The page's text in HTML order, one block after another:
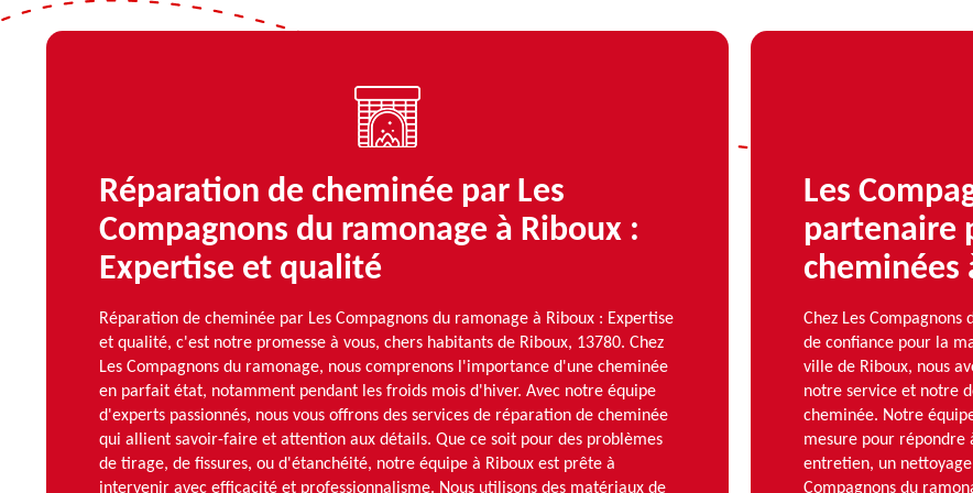
Réparation de cheminée par Les
Compagnons du ramonage à Riboux :
Expertise et qualité
Réparation de cheminée par Les Compagnons du ramonage à Riboux : Expertise
et qualité, c'est notre promesse à vous, chers habitants de Riboux, 13780. Chez
Les Compagnons du ramonage, nous comprenons l'importance d'une cheminée
en parfait état, notamment pendant les froids mois d'hiver. Avec notre équipe
d'experts passionnés, nous vous offrons des services de réparation de cheminée
qui allient savoir-faire et attention aux détails. Que ce soit pour des problèmes
de tirage, de fissures, ou d'étanchéité, notre équipe à Riboux est prête à
intervenir avec efficacité et professionnalisme. Nous utilisons des matériaux de
Les
partenaire
cheminées
Chez Les
de confiance pour la
ville de Riboux, nous
notre service et notre
cheminée. Notre
mesure pour répondre
entretien, un
Compagnons du